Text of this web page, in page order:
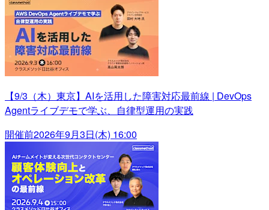
【9/3（木）東京】AIを活用した障害対応最前線 | DevOps
Agentライブデモで学ぶ、自律型運用の実践
開催前2026年9月3日(木) 16:00